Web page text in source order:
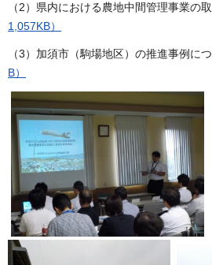
（2）県内における農地中間管理事業の
1,057KB）
（3）加須市（駒場地区）の推進事例に
B）